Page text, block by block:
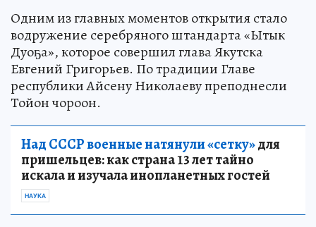
Одним из главных моментов открытия стало
водружение серебряного штандарта «Ытык
Дуоҕа», которое совершил глава Якутска
Евгений Григорьев. По традиции Главе
республики Айсену Николаеву преподнесли
Тойон чороон.
Над СССР военные натянули «сетку»для
пришельцев: как страна 13 лет тайно
искала и изучала инопланетных гостей
НАУКА